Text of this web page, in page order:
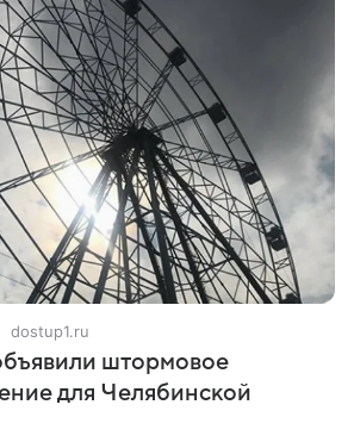
dostup1.ru
штормовое
для Челябинской